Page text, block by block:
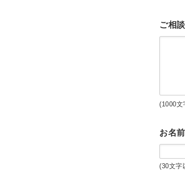
ご相
(1000文
お名前
(30文